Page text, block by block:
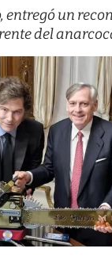
entregó un
del